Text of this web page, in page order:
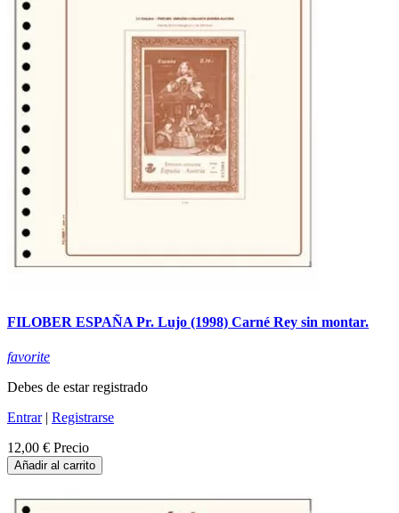
FILOBER ESPAÑA Pr. Lujo (1998) Carné Rey sin montar.
favorite
Debes de estar registrado
Entrar| Registrarse
12,00 € Precio
Añadir al carrito